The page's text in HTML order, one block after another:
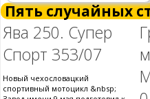
Пять случайных
Ява 250. Супер
Спорт 353/07
Новый чехословацкий
спортивный мотоцикл &nbsp;